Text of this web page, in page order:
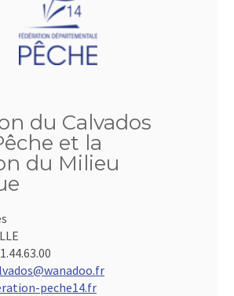
du Calvados
et la
du Milieu
peche14.fr